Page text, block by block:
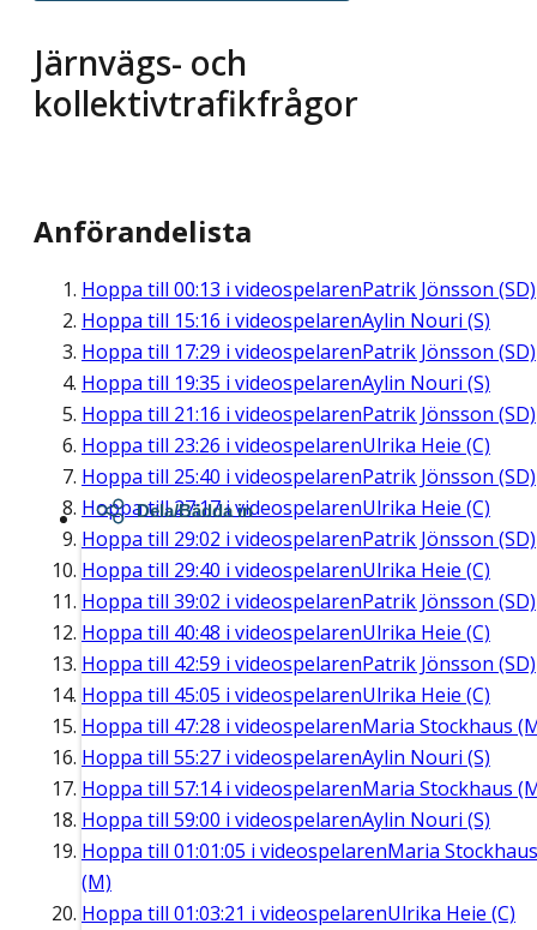
Järnvägs- och
kollektivtrafikfrågor
Anförandelista
Hoppa till 00:13 i videospelarenPatrik Jönsson (SD)
Hoppa till 15:16 i videospelarenAylin Nouri (S)
Hoppa till 17:29 i videospelarenPatrik Jönsson (SD)
Hoppa till 19:35 i videospelarenAylin Nouri (S)
Hoppa till 21:16 i videospelarenPatrik Jönsson (SD)
Hoppa till 23:26 i videospelarenUlrika Heie (C)
Hoppa till 25:40 i videospelarenPatrik Jönsson (SD)
Hoppa till27:17i videospelarenUlrika Heie (C)
Hoppa till 29:02 i videospelarenPatrik Jönsson (SD)
Hoppa till 29:40 i videospelarenUlrika Heie (C)
Hoppa till 39:02 i videospelarenPatrik Jönsson (SD)
Hoppa till 40:48 i videospelarenUlrika Heie (C)
Hoppa till 42:59 i videospelarenPatrik Jönsson (SD)
Hoppa till 45:05 i videospelarenUlrika Heie (C)
Hoppa till 47:28 i videospelarenMaria Stockhaus
Hoppa till 55:27 i videospelarenAylin Nouri (S)
Hoppa till 57:14i videospelarenMaria Stockhaus
Hoppa till 59:00 i videospelarenAylin Nouri (S)
Hoppa till 01:01:05 i videospelarenMaria Stockhaus
(M)
Hoppa till 01:03:21 i videospelarenUlrika Heie (C)
Dela/Bädda in